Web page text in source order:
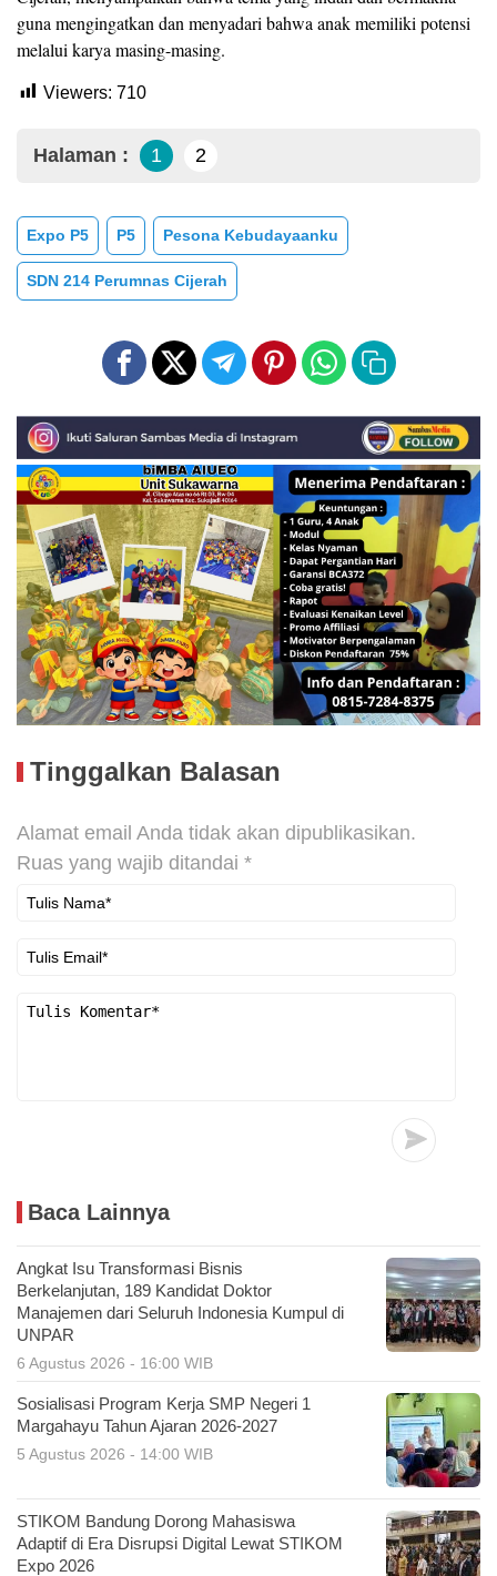
guna mengingatkan dan menyadari bahwa anak memiliki potensi
melalui karya masing-masing.
Viewers: 710
Halaman : 1 2
Expo P5 P5 Pesona Kebudayaanku
SDN 214 Perumnas Cijerah
Tinggalkan Balasan
Alamat email Anda tidak akan dipublikasikan.
Ruas yang wajib ditandai *
Baca Lainnya
Angkat Isu Transformasi Bisnis
Berkelanjutan, 189 Kandidat Doktor
Manajemen dari Seluruh Indonesia Kumpul di
UNPAR
6 Agustus 2026 - 16:00 WIB
Sosialisasi Program Kerja SMP Negeri 1
Margahayu Tahun Ajaran 2026-2027
5 Agustus 2026 - 14:00 WIB
STIKOM Bandung Dorong Mahasiswa
Adaptif di Era Disrupsi Digital Lewat STIKOM
Expo 2026